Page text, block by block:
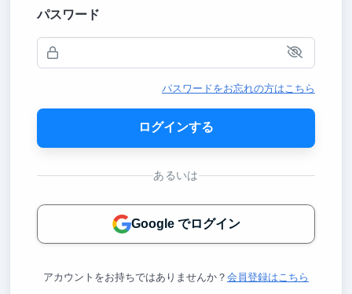
パスワード
パスワードをお忘れの方はこちら
ログインする
あるいは
Google でログイン
アカウントをお持ちではありませんか？ 会員登録はこちら